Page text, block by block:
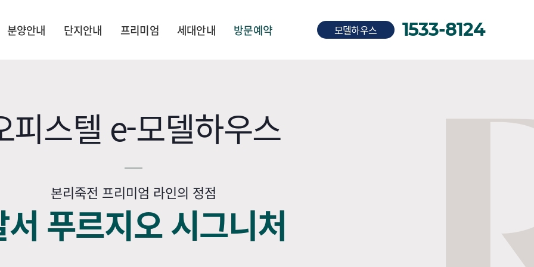
분양안내 단지안내 프리미엄 세대안내 방문예약 모델하우스 1533-8124
피스텔 e-모델하우스
본리죽전 프리미엄 라인의 정점
푸르지오 시그니처